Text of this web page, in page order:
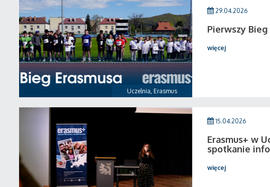
Uczelnia, Erasmus
29.04.2026
Pierwszy Bieg
więcej
15.04.2026
Erasmus+ w
spotkanie
więcej